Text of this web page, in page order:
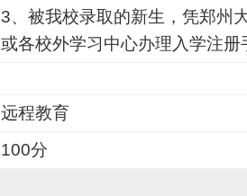
3、被我校录取的新生，凭郑州
或各校外学习中心办理入学注
远程教育
100分